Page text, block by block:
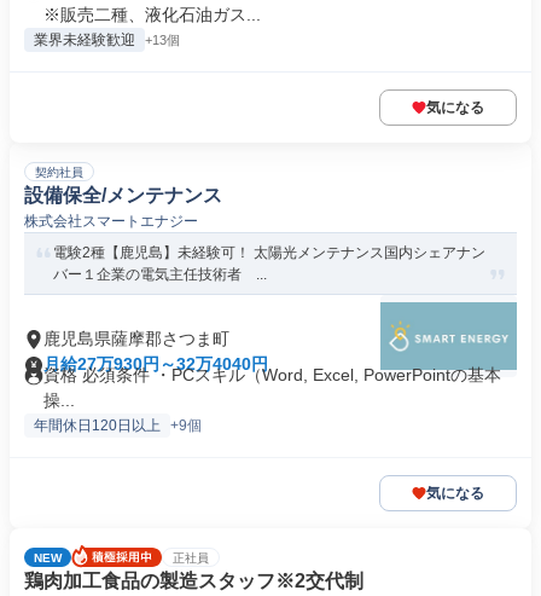
※販売二種、液化石油ガス...
業界未経験歓迎 +13個
気になる
契約社員
設備保全/メンテナンス
株式会社スマートエナジー
電験2種【鹿児島】未経験可！ 太陽光メンテナンス国内シェアナン
バー１企業の電気主任技術者 ...
鹿児島県薩摩郡さつま町
月給27万930円～32万4040円
資格 必須条件 ・PCスキル（Word, Excel, PowerPointの基本
操...
年間休日120日以上 +9個
気になる
NEW 正社員
鶏肉加工食品の製造スタッフ※2交代制